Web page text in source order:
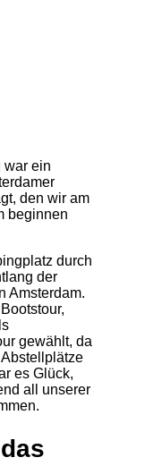
war ein
den wir am
beginnen
durch
der
Amsterdam.
gewählt, da
es Glück,
all unserer